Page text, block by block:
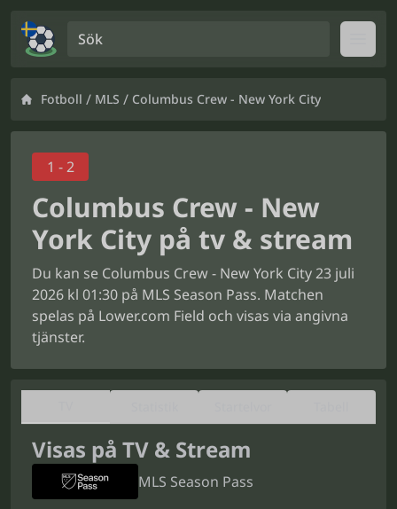
Fotboll / MLS / Columbus Crew - New York City
1 - 2
Columbus Crew - New
York City på tv & stream
Du kan se Columbus Crew - New York City 23 juli
2026 kl 01:30 på MLS Season Pass. Matchen
spelas på Lower.com Field och visas via angivna
tjänster.
Visas på TV & Stream
MLS Season Pass